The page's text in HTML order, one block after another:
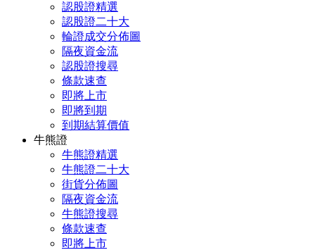
認股證精選
認股證二十大
輪證成交分佈圖
隔夜資金流
認股證搜尋
條款速查
即將上市
即將到期
到期結算價值
牛熊證
牛熊證精選
牛熊證二十大
街貨分佈圖
隔夜資金流
牛熊證搜尋
條款速查
即將上市